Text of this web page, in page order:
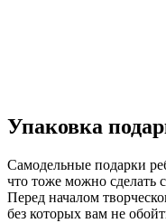
Упаковка
Самодельные подарки
что тоже можно сделать
Перед началом
без которых вам не